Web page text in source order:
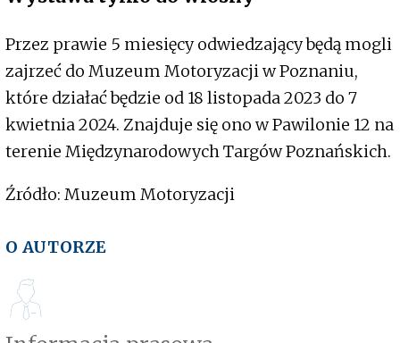
Przez prawie 5 miesięcy odwiedzający będą mogli
zajrzeć do Muzeum Motoryzacji w Poznaniu,
które działać będzie od 18 listopada 2023 do 7
kwietnia 2024. Znajduje się ono w Pawilonie 12 na
terenie Międzynarodowych Targów Poznańskich.
Źródło: Muzeum Motoryzacji
O AUTORZE